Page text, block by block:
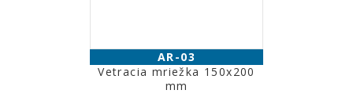
AR-03
Vetracia mriežka 150x200
mm